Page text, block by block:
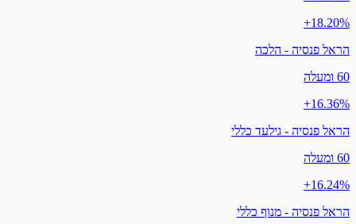
‎+18.20%
הראל פנסיה - הלכה
60 ומעלה
‎+16.36%
הראל פנסיה - גילעד כללי
60 ומעלה
‎+16.24%
הראל פנסיה - מנוף כללי